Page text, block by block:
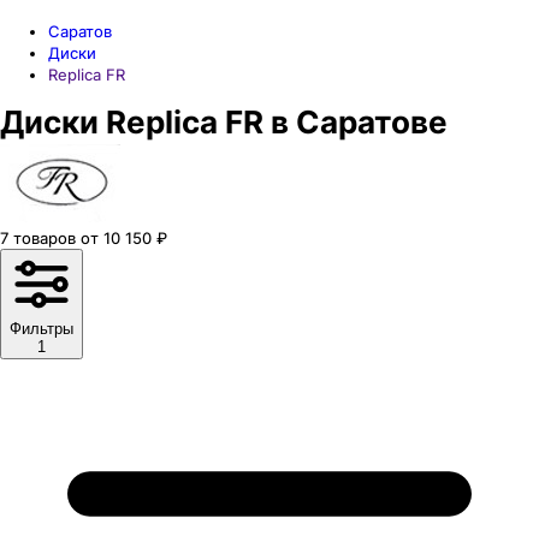
Саратов
Диски
Replica FR
Диски Replica FR в Саратове
7 товаров от 10 150 ₽
Фильтры
1